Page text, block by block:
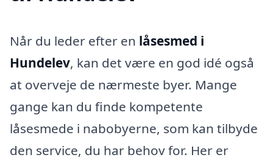
Når du leder efter en låsesmed i
Hundelev, kan det være en god idé også
at overveje de nærmeste byer. Mange
gange kan du finde kompetente
låsesmede i nabobyerne, som kan tilbyde
den service, du har behov for. Her er